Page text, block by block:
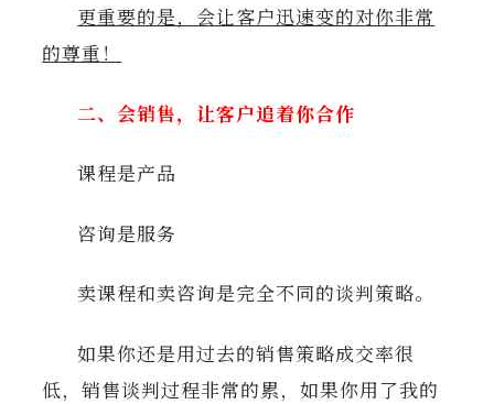
更重要的是，会让客户迅速变的对你非常
的尊重！
二、会销售，让客户追着你合作
课程是产品
咨询是服务
卖课程和卖咨询是完全不同的谈判策略。
如果你还是用过去的销售策略成交率很
低，销售谈判过程非常的累，如果你用了我的